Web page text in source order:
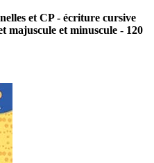
et CP - écriture cursive
majuscule et minuscule - 120